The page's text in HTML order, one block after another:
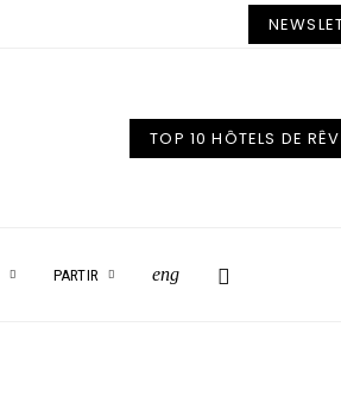
TOP 10 HÔTELS DE
PARTIR eng